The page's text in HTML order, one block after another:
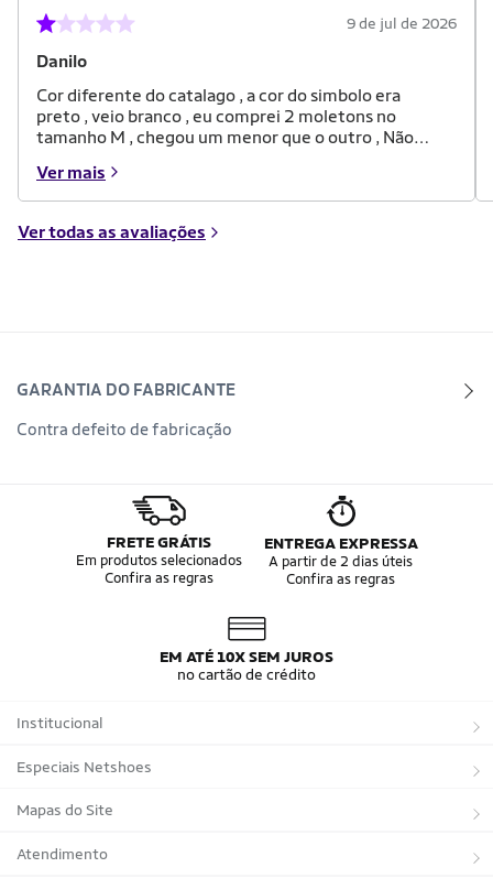
Danilo
9 de jul de 2026
Cor diferente do catalago , a cor do simbolo era
preto , veio branco , eu comprei 2 moletons no
tamanho M , chegou um menor que o outro , Não
Ver mais
Ver todas as avaliações
GARANTIA DO FABRICANTE
Contra defeito de fabricação
FRETE GRÁTIS
Em produtos selecionados
Confira as regras
ENTREGA EXPRESSA
A partir de 2 dias úteis
Confira as regras
EM ATÉ 10X SEM JUROS
no cartão de crédito
Institucional
Sobre a Netshoes
Política de Privacidade
Programa de Afiliados
Especiais Netshoes
Suplementos
Corrida
Mapas do Site
Marcas
Atendimento